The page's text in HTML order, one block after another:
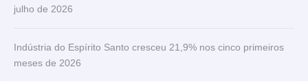
julho de 2026
Indústria do Espírito Santo cresceu 21,9% nos cinco primeiros
meses de 2026